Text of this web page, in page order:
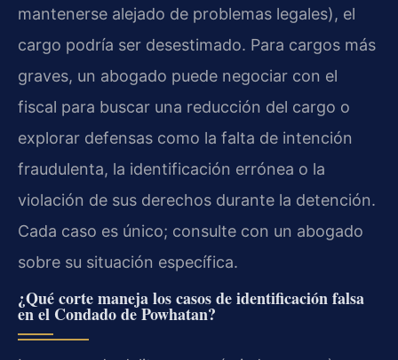
mantenerse alejado de problemas legales), el
cargo podría ser desestimado. Para cargos más
graves, un abogado puede negociar con el
fiscal para buscar una reducción del cargo o
explorar defensas como la falta de intención
fraudulenta, la identificación errónea o la
violación de sus derechos durante la detención.
Cada caso es único; consulte con un abogado
sobre su situación específica.
¿Qué corte maneja los casos de identificación falsa
en el Condado de Powhatan?